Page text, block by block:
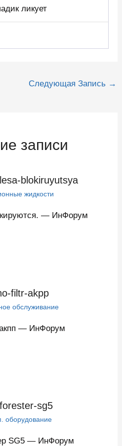
ликует
Следующая Запись →
записи
blokiruyutsya
жидкости
— ИнФорум
filtr-akpp
обслуживание
— ИнФорум
sg5
оборудование
SG5 — ИнФорум